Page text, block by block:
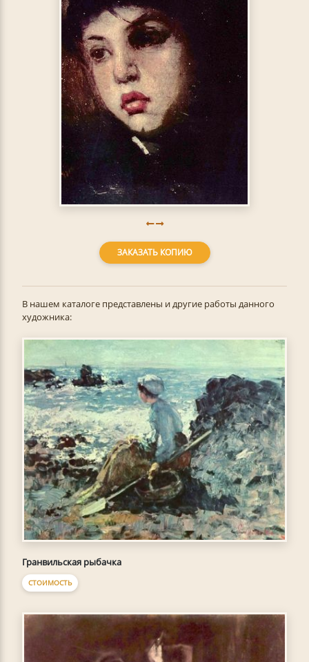
ЗАКАЗАТЬ КОПИЮ
В нашем каталоге представлены и другие работы данного
художника:
Гранвильская рыбачка
СТОИМОСТЬ